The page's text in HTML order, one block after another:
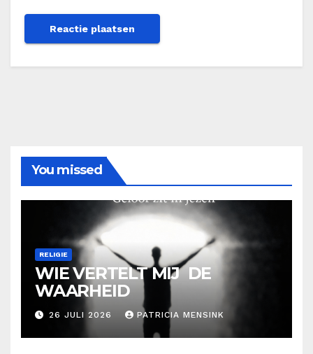
You missed
RELIGIE
WIE VERTELT MIJ DE
WAARHEID
26 JULI 2026 PATRICIA MENSINK